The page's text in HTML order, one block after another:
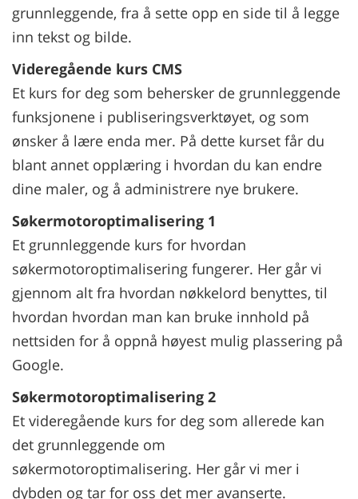
grunnleggende, fra å sette opp en side til å legge
inn tekst og bilde.
Videregående kurs CMS
Et kurs for deg som behersker de grunnleggende
funksjonene i publiseringsverktøyet, og som
ønsker å lære enda mer. På dette kurset får du
blant annet opplæring i hvordan du kan endre
dine maler, og å administrere nye brukere.
Søkermotoroptimalisering 1
Et grunnleggende kurs for hvordan
søkermotoroptimalisering fungerer. Her går vi
gjennom alt fra hvordan nøkkelord benyttes, til
hvordan hvordan man kan bruke innhold på
nettsiden for å oppnå høyest mulig plassering på
Google.
Søkermotoroptimalisering 2
Et videregående kurs for deg som allerede kan
det grunnleggende om
søkermotoroptimalisering. Her går vi mer i
dybden og tar for oss det mer avanserte.